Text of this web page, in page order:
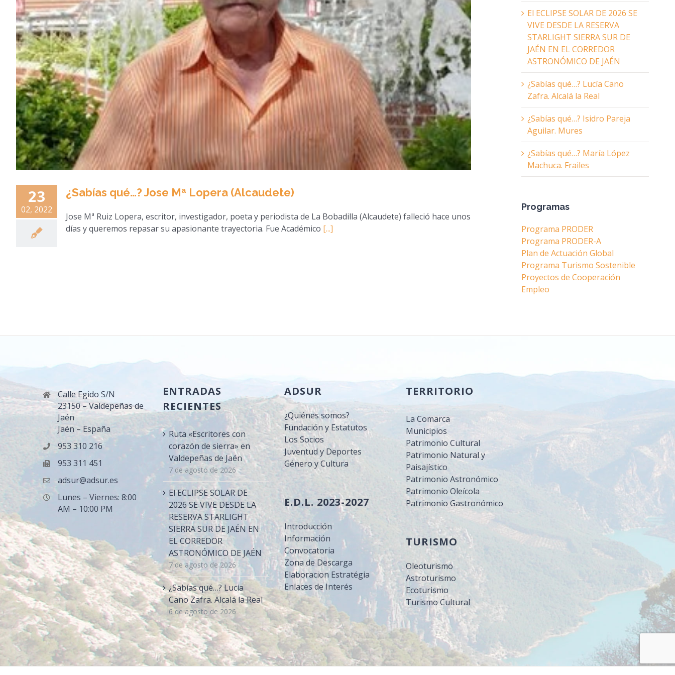
23
02, 2022
¿Sabías qué…? Jose Mª Lopera (Alcaudete)
Jose Mª Ruiz Lopera, escritor, investigador, poeta y periodista de La Bobadilla (Alcaudete) falleció hace unos
días y queremos repasar su apasionante trayectoria. Fue Académico [...]
El ECLIPSE SOLAR DE 2026 SE
VIVE DESDE LA RESERVA
STARLIGHT SIERRA SUR DE
JAÉN EN EL CORREDOR
ASTRONÓMICO DE JAÉN
¿Sabías qué…? Lucía Cano
Zafra. Alcalá la Real
¿Sabías qué…? Isidro Pareja
Aguilar. Mures
¿Sabías qué…? María López
Machuca. Frailes
Programas
Programa PRODER
Programa PRODER-A
Plan de Actuación Global
Programa Turismo Sostenible
Proyectos de Cooperación
Empleo
Calle Egido S/N
23150 – Valdepeñas de
Jaén
Jaén – España
953 310 216
953 311 451
adsur@adsur.es
Lunes – Viernes: 8:00
AM – 10:00 PM
ENTRADAS
RECIENTES
Ruta «Escritores con
corazón de sierra» en
Valdepeñas de Jaén
7 de agosto de 2026
El ECLIPSE SOLAR DE
2026 SE VIVE DESDE LA
RESERVA STARLIGHT
SIERRA SUR DE JAÉN EN
EL CORREDOR
ASTRONÓMICO DE JAÉN
7 de agosto de 2026
¿Sabías qué…? Lucía
Cano Zafra. Alcalá la Real
6 de agosto de 2026
ADSUR
¿Quiénes somos?
Fundación y Estatutos
Los Socios
Juventud y Deportes
Género y Cultura
E.D.L. 2023-2027
Introducción
Información
Convocatoria
Zona de Descarga
Elaboracion Estratégia
Enlaces de Interés
TERRITORIO
La Comarca
Municipios
Patrimonio Cultural
Patrimonio Natural y
Paisajístico
Patrimonio Astronómico
Patrimonio Oleícola
Patrimonio Gastronómico
TURISMO
Oleoturismo
Astroturismo
Ecoturismo
Turismo Cultural